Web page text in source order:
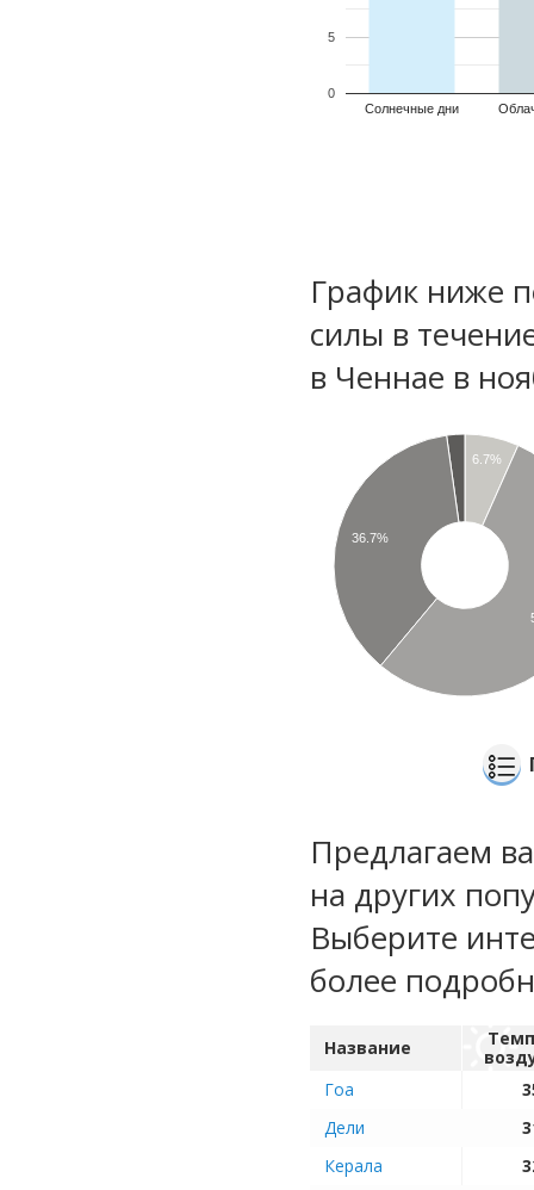
Солнечные дни
0
5
График ниже
силы в
в Ченнае в
6.7%
36.7%
Предлагаем
на других
Выберите
более
Название
Гоа
Дели
Керала